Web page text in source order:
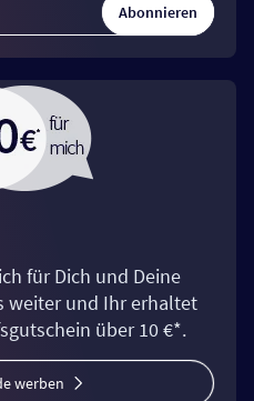
Abonnieren
für Dich und Deine
weiter und Ihr erhaltet
über 10 €*.
werben